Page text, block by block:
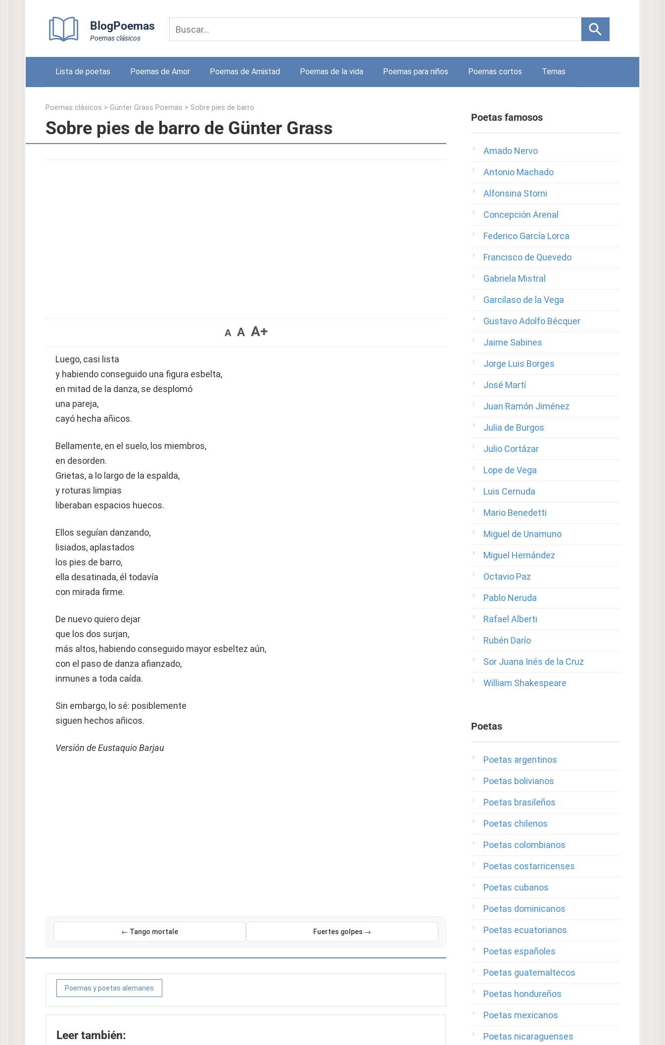
BlogPoemas
Poemas clásicos
Lista de poetas Poemas de Amor Poemas de Amistad Poemas de la vida Poemas para niños Poemas cortos Temas
Poemas clásicos > Günter Grass Poemas > Sobre pies de barro
Sobre pies de barro de Günter Grass
A A A+
Luego, casi lista
y habiendo conseguido una figura esbelta,
en mitad de la danza, se desplomó
una pareja,
cayó hecha añicos.
Bellamente, en el suelo, los miembros,
en desorden.
Grietas, a lo largo de la espalda,
y roturas limpias
liberaban espacios huecos.
Ellos seguían danzando,
lisiados, aplastados
los pies de barro,
ella desatinada, él todavía
con mirada firme.
De nuevo quiero dejar
que los dos surjan,
más altos, habiendo conseguido mayor esbeltez aún,
con el paso de danza afianzado,
inmunes a toda caída.
Sin embargo, lo sé: posiblemente
siguen hechos añicos.
Versión de Eustaquio Barjau
← Tango mortale Fuertes golpes →
Poemas y poetas alemanes
Leer también:
Poetas famosos
Amado Nervo
Antonio Machado
Alfonsina Storni
Concepción Arenal
Federico García Lorca
Francisco de Quevedo
Gabriela Mistral
Garcilaso de la Vega
Gustavo Adolfo Bécquer
Jaime Sabines
Jorge Luis Borges
José Martí
Juan Ramón Jiménez
Julia de Burgos
Julio Cortázar
Lope de Vega
Luis Cernuda
Mario Benedetti
Miguel de Unamuno
Miguel Hernández
Octavio Paz
Pablo Neruda
Rafael Alberti
Rubén Darío
Sor Juana Inés de la Cruz
William Shakespeare
Poetas
Poetas argentinos
Poetas bolivianos
Poetas brasileños
Poetas chilenos
Poetas colombianos
Poetas costarricenses
Poetas cubanos
Poetas dominicanos
Poetas ecuatorianos
Poetas españoles
Poetas guatemaltecos
Poetas hondureños
Poetas mexicanos
Poetas nicaraguenses